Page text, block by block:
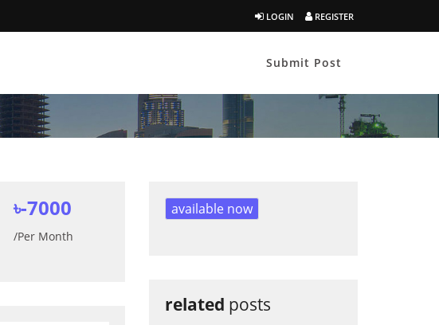
LOGIN REGISTER
Submit Post
৳-7000
/Per Month
available now
related posts